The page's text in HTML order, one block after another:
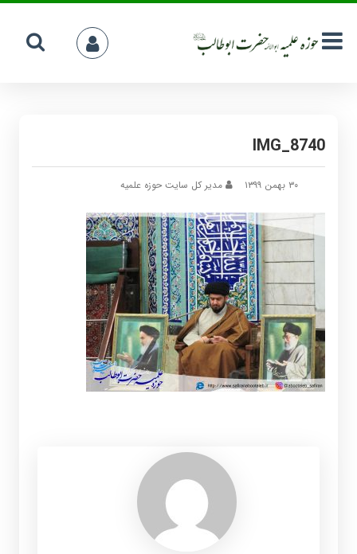
IMG_8740
۳۰ بهمن ۱۳۹۹ مدیر کل سایت حوزه علمیه